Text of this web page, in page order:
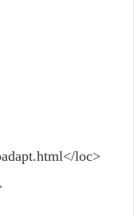
loc>